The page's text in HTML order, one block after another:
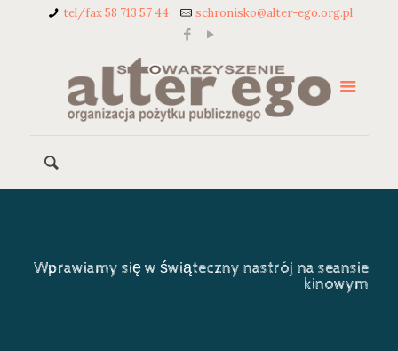
tel/fax 58 713 57 44 schronisko@alter-ego.org.pl
Wprawiamy się w świąteczny nastrój na seansie
kinowym